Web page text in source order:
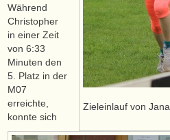
Zieleinlauf von Jana
Während
Christopher
in einer Zeit
von 6:33
Minuten den
5. Platz in der
M07
erreichte,
konnte sich